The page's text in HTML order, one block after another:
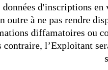
d'inscriptions en
outre à ne pas rendre
diffamatoires ou
l’Exploitant